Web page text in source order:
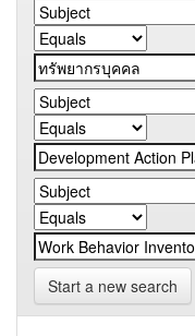
Start a new search